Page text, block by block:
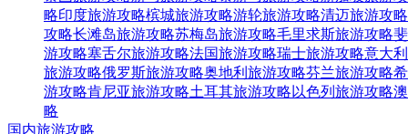
略印度旅游攻略槟城旅游攻略游轮旅游攻略清迈旅游攻略
攻略长滩岛旅游攻略苏梅岛旅游攻略毛里求斯旅游攻略
游攻略塞舌尔旅游攻略法国旅游攻略瑞士旅游攻略意大
旅游攻略俄罗斯旅游攻略奥地利旅游攻略芬兰旅游攻略
游攻略肯尼亚旅游攻略土耳其旅游攻略 以色列旅游攻略
略
国内旅游攻略